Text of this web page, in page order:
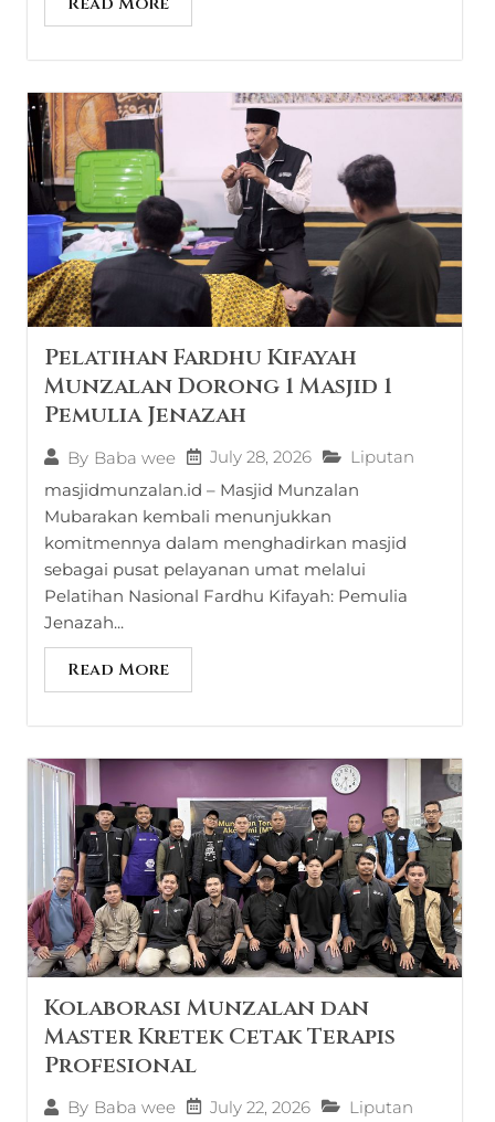
Pelatihan Fardhu Kifayah
Munzalan Dorong 1 Masjid 1
Pemulia Jenazah
By Baba wee July 28, 2026
Liputan
masjidmunzalan.id – Masjid Munzalan
Mubarakan kembali menunjukkan
komitmennya dalam menghadirkan masjid
sebagai pusat pelayanan umat melalui
Pelatihan Nasional Fardhu Kifayah: Pemulia
Jenazah...
Read More
Kolaborasi Munzalan dan
Master Kretek Cetak Terapis
Profesional
By Baba wee July 22, 2026
Liputan